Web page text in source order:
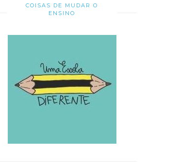
COISAS DE MUDAR O
ENSINO